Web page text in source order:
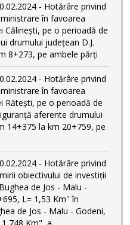
- Hotărâre privind
în favoarea
Călinești, pe o perioadă de
drumului județean D.J.
8+273, pe ambele părți
- Hotărâre privind
în favoarea
Rătești, pe o perioadă de
aferente drumului
14+375 la km 20+759, pe
- Hotărâre privind
obiectivului de investiții
de Jos - Malu -
L= 1,53 Km'' în
de Jos - Malu - Godeni,